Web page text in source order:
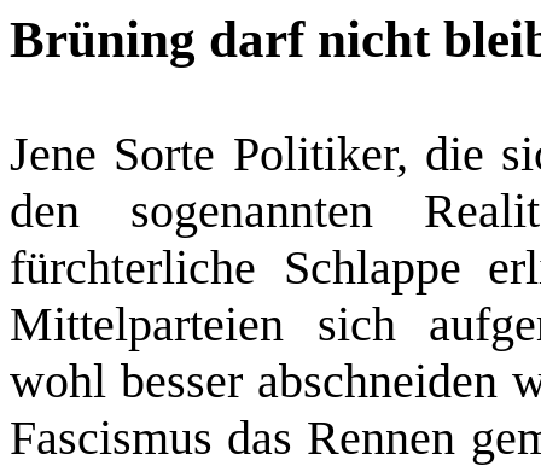
Brüning darf nicht
Jene Sorte Politiker, die
den sogenannten
fürchterliche Schlappe
Mittelparteien sich
wohl besser abschneiden
Fascismus das Rennen